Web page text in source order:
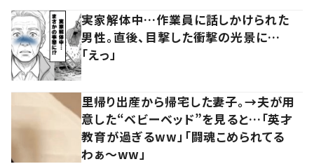
実家解体中…作業員に話しかけられた
男性。直後、目撃した衝撃の光景に…
「えっ」
里帰り出産から帰宅した妻子。→夫が用
意した“ベビーベッド”を見ると…「英才
教育が過ぎるww」「闘魂こめられてる
わぁ～ww」